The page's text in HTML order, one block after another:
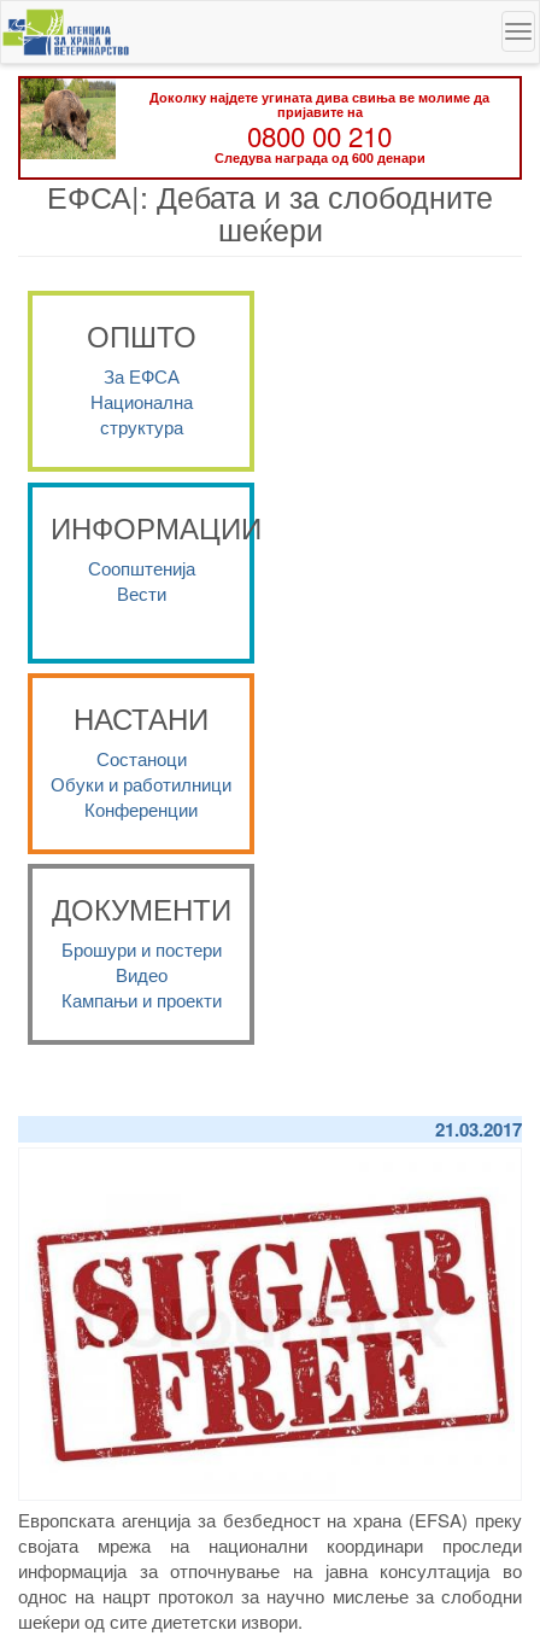
Skip
to
main
content
Доколку најдете угината дива свиња ве молиме да
пријавите на
0800 00 210
Следува награда од 600 денари
ЕФСА|: Дебата и за слободните
шеќери
ОПШТО
За ЕФСА
Национална
структура
ИНФОРМАЦИИ
Соопштенија
Вести
НАСТАНИ
Состаноци
Обуки и работилници
Конференции
ДОКУМЕНТИ
Брошури и постери
Видео
Кампањи и проекти
21.03.2017
Европската агенција за безбедност на храна (EFSA) преку
својата мрежа на национални координари проследи
информација за отпочнување на јавна консултација во
однос на нацрт протокол за научно мислење за слободни
шеќери од сите диететски извори.